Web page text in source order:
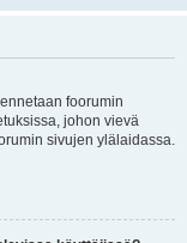
foorumin
johon vievä
sivujen ylälaidassa.